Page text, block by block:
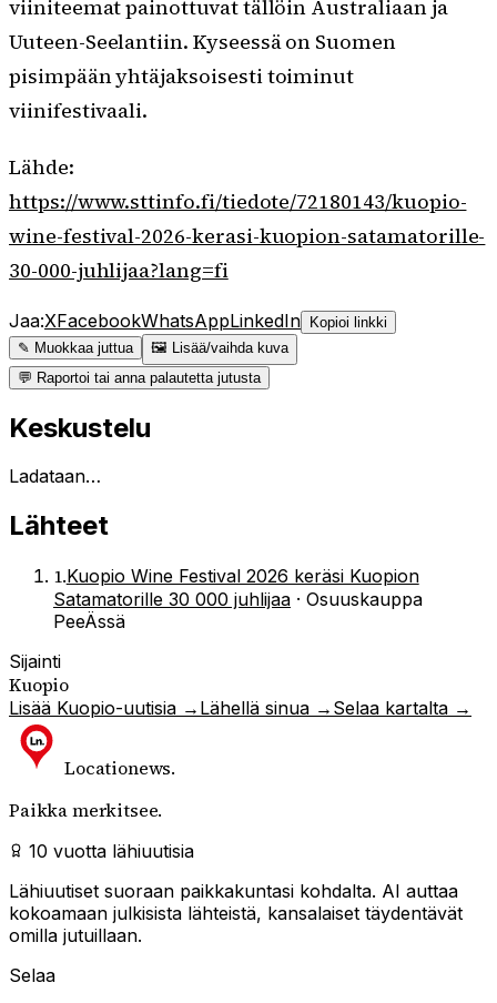
viiniteemat painottuvat tällöin Australiaan ja
Uuteen-Seelantiin. Kyseessä on Suomen
pisimpään yhtäjaksoisesti toiminut
viinifestivaali.
Lähde:
https://www.sttinfo.fi/tiedote/72180143/kuopio-
wine-festival-2026-kerasi-kuopion-satamatorille-
30-000-juhlijaa?lang=fi
Jaa:XFacebookWhatsAppLinkedIn Kopioi linkki
✎ Muokkaa juttua
🖼 Lisää/vaihda kuva
💬 Raportoi tai anna palautetta jutusta
Keskustelu
Ladataan…
Lähteet
1.Kuopio Wine Festival 2026 keräsi Kuopion
Satamatorille 30 000 juhlijaa · Osuuskauppa
PeeÄssä
Sijainti
Kuopio
Lisää Kuopio-uutisia → Lähellä sinua → Selaa kartalta →
Locationews.
Paikka merkitsee.
10 vuotta lähiuutisia
Lähiuutiset suoraan paikkakuntasi kohdalta. AI auttaa
kokoamaan julkisista lähteistä, kansalaiset täydentävät
omilla jutuillaan.
Selaa